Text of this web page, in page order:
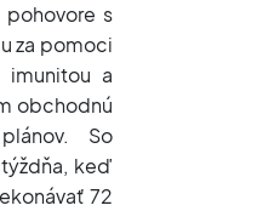
s
za pomoci
imunitou a
obchodnú
So
keď
72